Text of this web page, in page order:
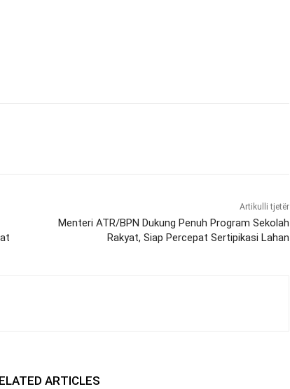
Artikulli tjetër
Menteri ATR/BPN Dukung Penuh Program Sekolah
Rakyat, Siap Percepat Sertipikasi Lahan
ARTICLES